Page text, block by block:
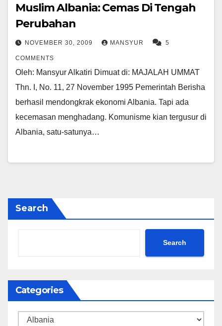
Muslim Albania: Cemas Di Tengah
Perubahan
NOVEMBER 30, 2009 MANSYUR 5
COMMENTS
Oleh: Mansyur Alkatiri Dimuat di: MAJALAH UMMAT
Thn. I, No. 11, 27 November 1995 Pemerintah Berisha
berhasil mendongkrak ekonomi Albania. Tapi ada
kecemasan menghadang. Komunisme kian tergusur di
Albania, satu-satunya…
Search
Search
Categories
Categories